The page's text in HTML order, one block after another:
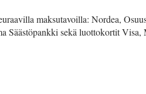
maksutavoilla: Nordea,
Säästöpankki sekä luottokortit Visa,